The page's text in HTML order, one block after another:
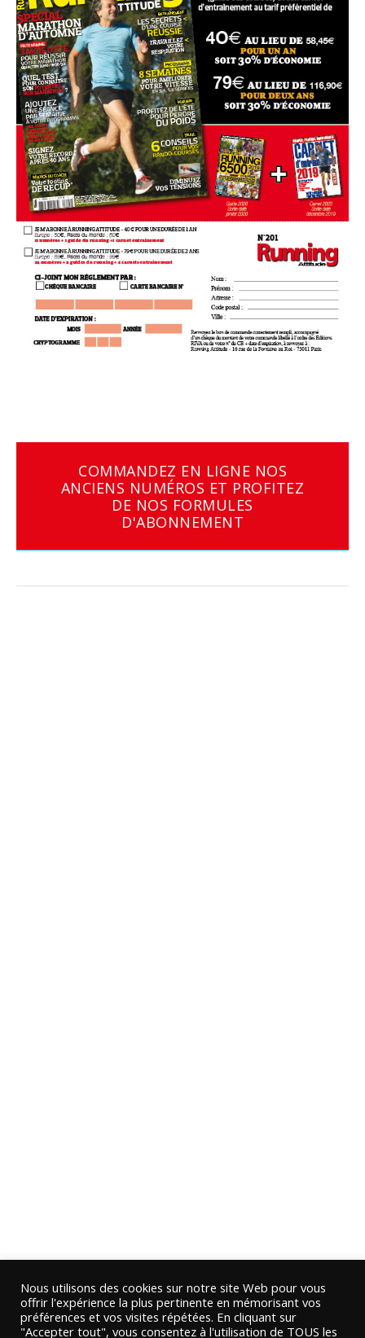
COMMANDEZ EN LIGNE NOS
ANCIENS NUMÉROS ET PROFITEZ
DE NOS FORMULES
D'ABONNEMENT
Nous utilisons des cookies sur notre site Web pour vous
offrir l'expérience la plus pertinente en mémorisant vos
préférences et vos visites répétées. En cliquant sur
"Accepter tout", vous consentez à l'utilisation de TOUS les